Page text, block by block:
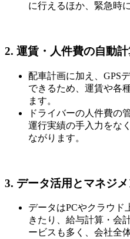
に行えるほか、緊急時
2. 運賃・人件費の自動
配車計画に加え、GPS
できるため、運賃や各
ます。
ドライバーの人件費の
運行実績の手入力をな
ながります。
3. データ活用とマネジメ
データはPCやクラウド
きたり、給与計算・会
ービスも多く、会社全